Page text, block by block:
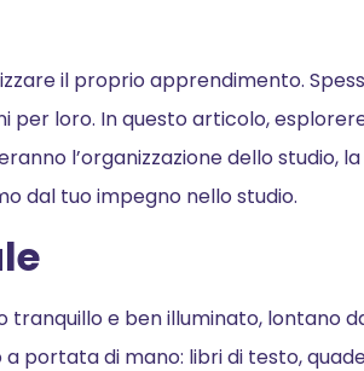
il proprio apprendimento.
per loro. In questo articolo,
l’organizzazione dello studio,
dal tuo impegno nello studio.
tranquillo e ben illuminato, lontano
portata di mano: libri di testo,